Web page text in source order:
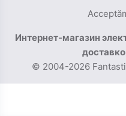
Интернет-магазин
© 2004-2026